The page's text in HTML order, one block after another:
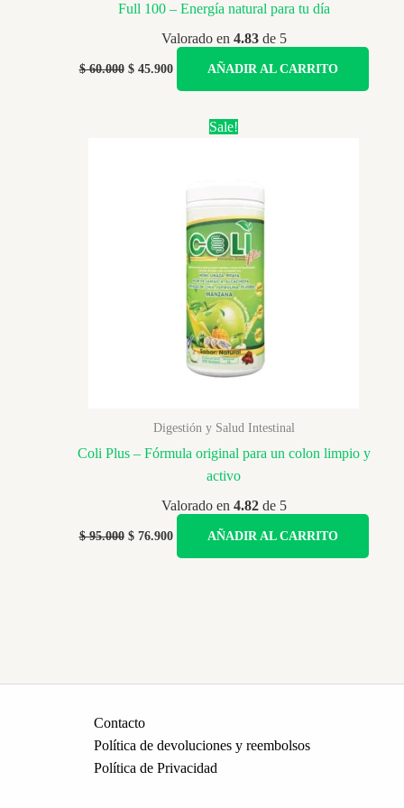
Full 100 – Energía natural para tu día
Valorado en 4.83de 5
$60.000 Original
$45.900CurrentAÑADIR AL CARRITO
Sale!
Digestión y Salud Intestinal
Coli Plus – Fórmula original para un colon limpio y
activo
Valorado en 4.82de 5
$95.000 Original
$76.900CurrentAÑADIR AL CARRITO
Contacto
Política de devoluciones y reembolsos
Política de Privacidad